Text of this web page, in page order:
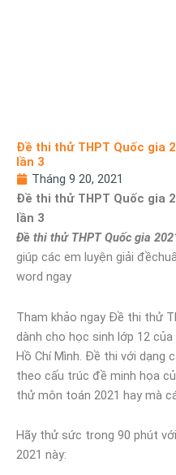
Đề thi thử THPT Quốc gia
lần 3
Tháng 9 20, 2021
Đề thi thử THPT Quốc gia
lần 3
Đề thi thử THPT Quốc gia
giúp các em luyện giải
word ngay
Tham khảo ngay Đề thi thử
dành cho học sinh lớp 12
Hồ Chí Mình. Đề thi với dạng
theo cấu trúc đề minh họa
thử môn toán 2021 hay mà
Hãy thử sức trong 90 phút
2021 này: